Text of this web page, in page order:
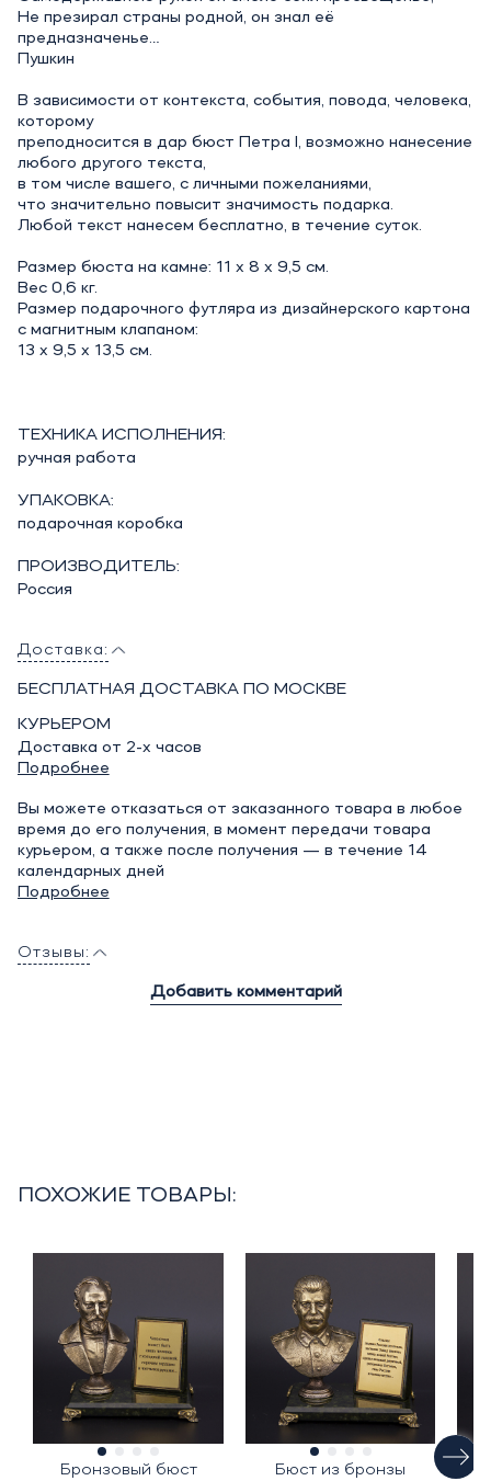
Не презирал страны родной, он знал её
предназначенье…
Пушкин
В зависимости от контекста, события, повода, человека,
которому
преподносится в дар бюст Петра I, возможно нанесение
любого другого текста,
в том числе вашего, с личными пожеланиями,
что значительно повысит значимость подарка.
Любой текст нанесем бесплатно, в течение суток.
Размер бюста на камне: 11 х 8 х 9,5 см.
Вес 0,6 кг.
Размер подарочного футляра из дизайнерского картона
с магнитным клапаном:
13 х 9,5 х 13,5 см.
ТЕХНИКА ИСПОЛНЕНИЯ:
ручная работа
УПАКОВКА:
подарочная коробка
ПРОИЗВОДИТЕЛЬ:
Россия
Доставка:
БЕСПЛАТНАЯ ДОСТАВКА ПО МОСКВЕ
КУРЬЕРОМ
Доставка от 2-х часов
Подробнее
Вы можете отказаться от заказанного товара в любое
время до его получения, в момент передачи товара
курьером, а также после получения — в течение 14
календарных дней
Подробнее
Отзывы:
Добавить комментарий
ПОХОЖИЕ ТОВАРЫ:
Бронзовый бюст
Бюст из бронзы